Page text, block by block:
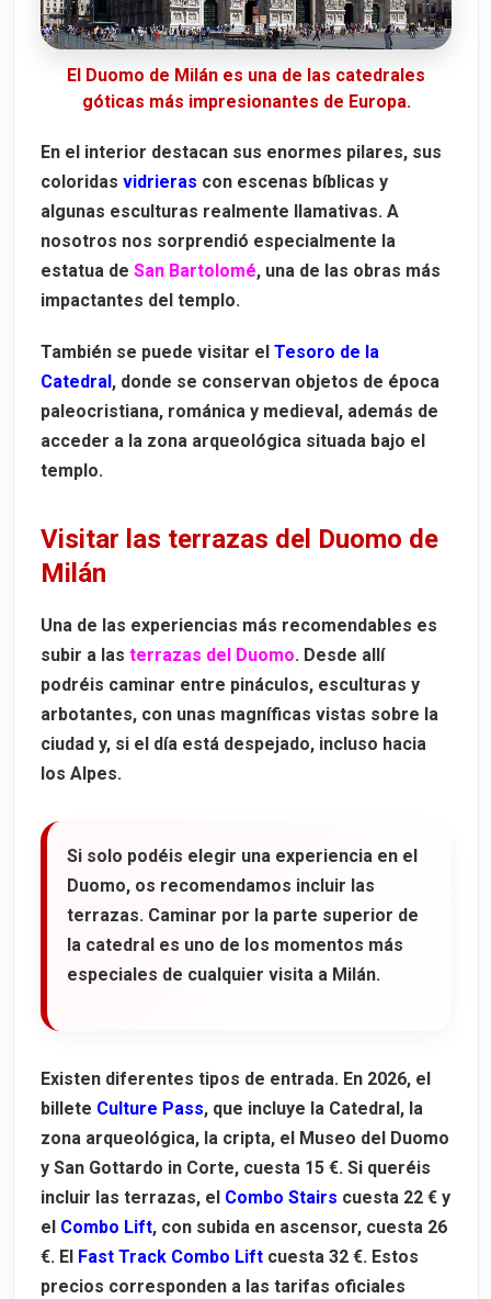
El Duomo de Milán es una de las catedrales
góticas más impresionantes de Europa.
En el interior destacan sus enormes pilares, sus
coloridas vidrieras con escenas bíblicas y
algunas esculturas realmente llamativas. A
nosotros nos sorprendió especialmente la
estatua de San Bartolomé, una de las obras más
impactantes del templo.
También se puede visitar el Tesoro de la
Catedral, donde se conservan objetos de época
paleocristiana, románica y medieval, además de
acceder a la zona arqueológica situada bajo el
templo.
Visitar las terrazas del Duomo de
Milán
Una de las experiencias más recomendables es
subir a las terrazas del Duomo. Desde allí
podréis caminar entre pináculos, esculturas y
arbotantes, con unas magníficas vistas sobre la
ciudad y, si el día está despejado, incluso hacia
los Alpes.
Si solo podéis elegir una experiencia en el
Duomo, os recomendamos incluir las
terrazas. Caminar por la parte superior de
la catedral es uno de los momentos más
especiales de cualquier visita a Milán.
Existen diferentes tipos de entrada. En 2026, el
billete Culture Pass, que incluye la Catedral, la
zona arqueológica, la cripta, el Museo del Duomo
y San Gottardo in Corte, cuesta 15 €. Si queréis
incluir las terrazas, el Combo Stairs cuesta 22 € y
el Combo Lift, con subida en ascensor, cuesta 26
€. El Fast Track Combo Lift cuesta 32 €. Estos
precios corresponden a las tarifas oficiales